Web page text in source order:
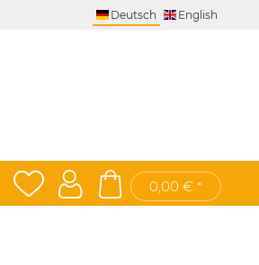
Deutsch English
0,00 € *